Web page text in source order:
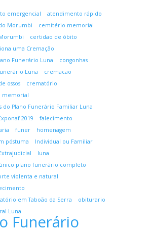
emergencial
atendimento rápido
Morumbi
cemitério memorial
certidao de óbito
uma Cremação
Funerário Luna
congonhas
Luna
cremacao
ossos
crematório
memorial
do Plano Funerário Familiar Luna
2019
falecimento
funer
homenagem
póstuma
Individual ou Familiar
luna
único plano funerário completo
violenta e natural
em Taboão da Serra
obiturario
Luna
Funerário